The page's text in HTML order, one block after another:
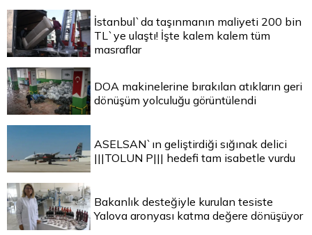
İstanbul`da taşınmanın maliyeti 200 bin
TL`ye ulaştı! İşte kalem kalem tüm
masraflar
DOA makinelerine bırakılan atıkların geri
dönüşüm yolculuğu görüntülendi
ASELSAN`ın geliştirdiği sığınak delici
|||TOLUN P||| hedefi tam isabetle vurdu
Bakanlık desteğiyle kurulan tesiste
Yalova aronyası katma değere dönüşüyor